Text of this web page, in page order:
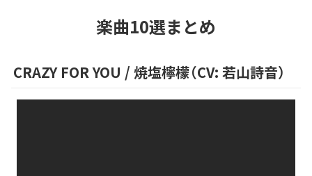
楽曲10選まとめ
CRAZY FOR YOU /焼塩檸檬（CV: 若山詩音）